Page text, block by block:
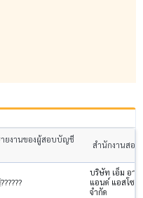
ายงานของผู้สอบบัญชี
สำนักงานสอ
บริษัท เอ็ม อาร์
แอนด์ แอสโซซิ
จำกัด